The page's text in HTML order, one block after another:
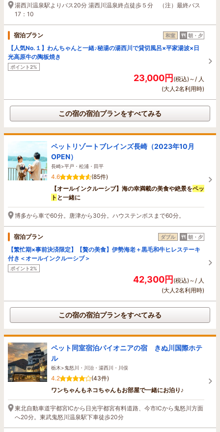
湯西川温泉駅よりバス20分 湯西川温泉終点徒歩５分 （注）最終バス
17：10
宿泊プラン 和室 朝・夕
【人気No.１】わんちゃんと一緒♪秘湯の湯西川で貸切風呂×平家湯波×日
光高原牛の陶板焼き
ポイント2%
23,000円(税込)～/ 人
(大人2名利用時)
この宿の宿泊プランをすべてみる
ペットリゾートブレインズ長崎（2023年10月
OPEN）
長崎>平戸・松浦・田平
4.6
(85件)
【オールインクルーシブ】海の幸満載の美食や絶景をペッ
ト と一緒に
博多から車で60分。唐津から30分。ハウステンボスまで60分。
宿泊プラン ダブル 朝・夕
【繁忙期×事前決済限定】【贅の美食】伊勢海老＋黒毛和牛ヒレステーキ
付き＜オールインクルーシブ＞
ポイント2%
42,300円(税込)～/ 人
(大人2名利用時)
この宿の宿泊プランをすべてみる
ペット同室宿泊パイオニアの宿 きぬ川国際ホテ
ル
栃木>鬼怒川・川治・湯西川・川俣
4.2
(43件)
ワンちゃんもネコちゃんもお部屋で一緒にお泊り♪
東北自動車道宇都宮ICから日光宇都宮有料道路、今市ICから鬼怒川方面
へ20分。東武鬼怒川温泉駅下車徒歩20分